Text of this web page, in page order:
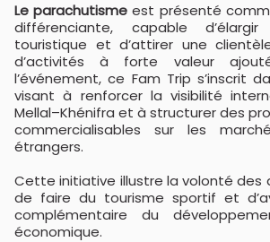
Le parachutisme est présenté
différenciante, capable
touristique et d’attirer une
d’activités à forte valeur
l’événement, ce Fam Trip s’inscrit
visant à renforcer la visibilité
Mellal–Khénifra et à structurer des
commercialisables sur les
étrangers.
Cette initiative illustre la volonté des
de faire du tourisme sportif et
complémentaire du
économique.